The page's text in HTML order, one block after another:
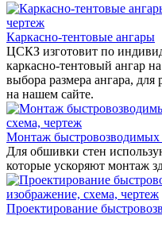
Каркасно-тентовые ангары
ЦСКЗ изготовит по
каркасно-тентовый ангар
выбора размера ангара, для
на нашем сайте.
Монтаж быстровозводимых
Для обшивки стен
которые ускоряют монтаж
Проектирование